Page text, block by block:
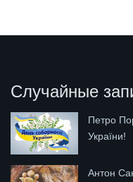
Случайные
Петро
України!
Антон